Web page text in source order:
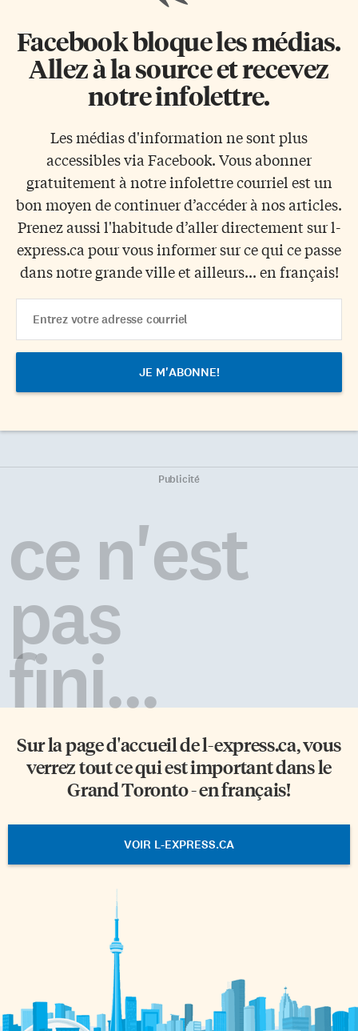
Facebook bloque les médias.
Allez à la source et recevez
notre infolettre.
Les médias d'information ne sont plus
accessibles via Facebook. Vous abonner
gratuitement à notre infolettre courriel est un
bon moyen de continuer d’accéder à nos articles.
Prenez aussi l'habitude d’aller directement sur l-
express.ca pour vous informer sur ce qui ce passe
dans notre grande ville et ailleurs... en français!
Address
Publicité
ce n'est
pas
fini...
Sur la page d'accueil del-express.ca, vous
verrez tout ce qui est important dans le
Grand Toronto - en français!
VOIR L-EXPRESS.CA